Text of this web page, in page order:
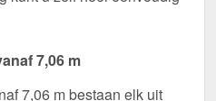
7,06 m
7,06 m bestaan elk uit